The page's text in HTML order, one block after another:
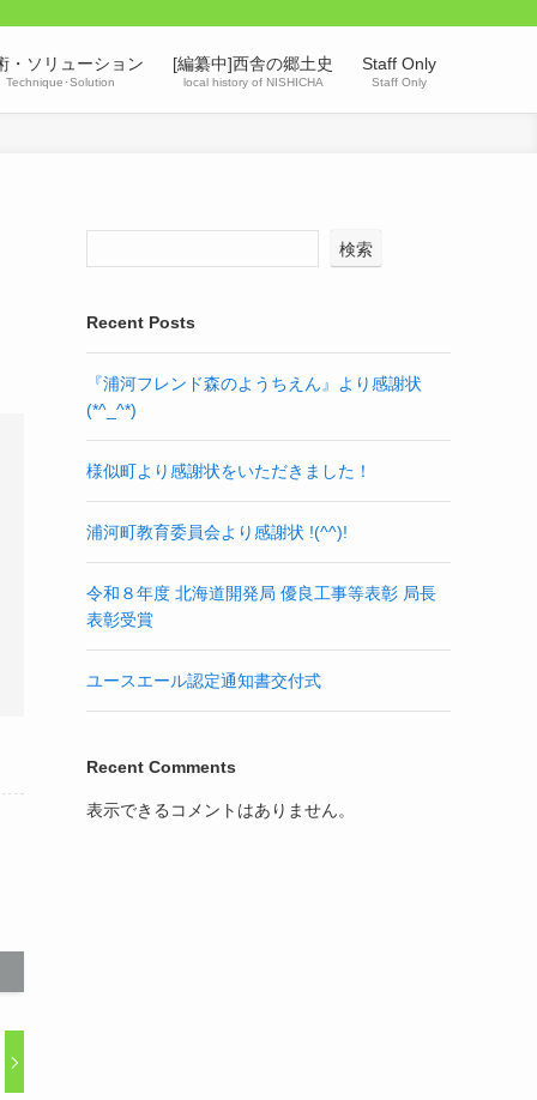
・ソリューション
Technique･Solution
[編纂中]西舎の郷土史
local history of NISHICHA
Staff Only
Staff Only
検索
Recent Posts
『浦河フレンド森のようちえん』より感謝状
(*^_^*)
様似町より感謝状をいただきました！
浦河町教育委員会より感謝状 !(^^)!
令和８年度 北海道開発局 優良工事等表彰 局長
表彰受賞
ユースエール認定通知書交付式
Recent Comments
表示できるコメントはありません。